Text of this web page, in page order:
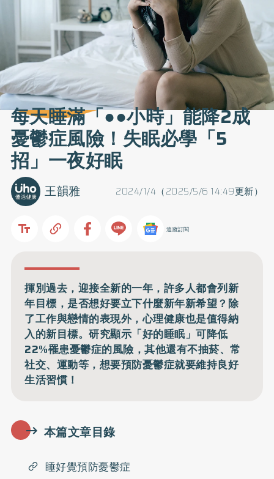
每天睡滿「●●小時」能降2成
憂鬱症風險！失眠必學「5
招」一夜好眠
2024/1/4（2025/5/6 14:49更新）
王韻雅
追蹤訂閱
揮別過去，迎接全新的一年，許多人都會列新
年目標，是否想好要立下什麼新年新希望？除
了工作與戀情的表現外，心理健康也是值得納
入的新目標。研究顯示「好的睡眠」可降低
22%罹患憂鬱症的風險，其他還有不抽菸、常
社交、運動等，想要預防憂鬱症就要維持良好
生活習慣！
本篇文章目錄
睡好覺預防憂鬱症